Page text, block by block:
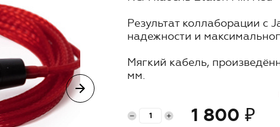
Где купить
Обучение
Блог
Результат коллаборации с
надежности и
Мягкий кабель,
мм.
Изоляция выполнена из
1 800 ₽